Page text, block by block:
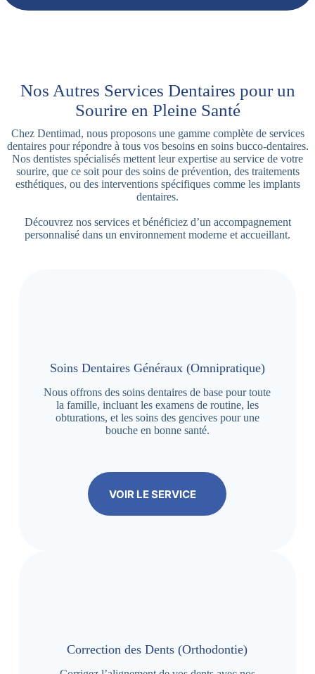
Nos Autres Services Dentaires pour un
Sourire en Pleine Santé
Chez Dentimad, nous proposons une gamme complète de services
dentaires pour répondre à tous vos besoins en soins bucco-dentaires.
Nos dentistes spécialisés mettent leur expertise au service de votre
sourire, que ce soit pour des soins de prévention, des traitements
esthétiques, ou des interventions spécifiques comme les implants
dentaires.
Découvrez nos services et bénéficiez d’un accompagnement
personnalisé dans un environnement moderne et accueillant.
Soins Dentaires Généraux (Omnipratique)
Nous offrons des soins dentaires de base pour toute
la famille, incluant les examens de routine, les
obturations, et les soins des gencives pour une
bouche en bonne santé.
VOIR LE SERVICE
Correction des Dents (Orthodontie)